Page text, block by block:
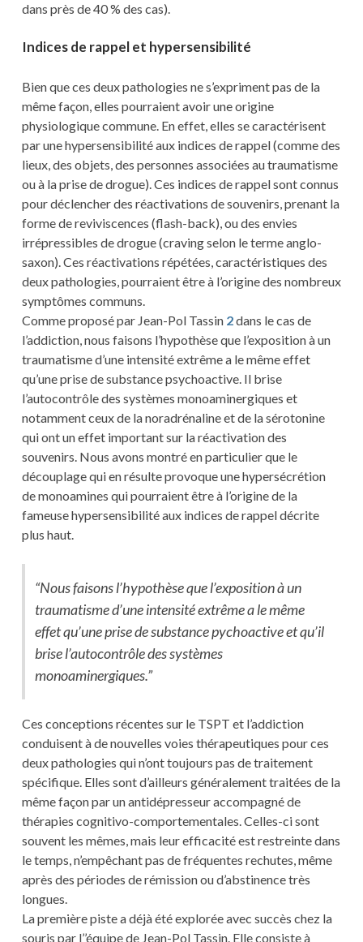
dans près de 40 % des cas).
Indices de rappel et hypersensibilité
Bien que ces deux pathologies ne s’expriment pas de la
même façon, elles pourraient avoir une origine
physiologique commune. En effet, elles se caractérisent
par une hypersensibilité aux indices de rappel (comme des
lieux, des objets, des personnes associées au traumatisme
ou à la prise de drogue). Ces indices de rappel sont connus
pour déclencher des réactivations de souvenirs, prenant la
forme de reviviscences (flash-back), ou des envies
irrépressibles de drogue (craving selon le terme anglo-
saxon). Ces réactivations répétées, caractéristiques des
deux pathologies, pourraient être à l’origine des nombreux
symptômes communs.
Comme proposé par Jean-Pol Tassin 2dans le cas de
l’addiction, nous faisons l’hypothèse que l’exposition à un
traumatisme d’une intensité extrême a le même effet
qu’une prise de substance psychoactive. Il brise
l’autocontrôle des systèmes monoaminergiques et
notamment ceux de la noradrénaline et de la sérotonine
qui ont un effet important sur la réactivation des
souvenirs. Nous avons montré en particulier que le
découplage qui en résulte provoque une hypersécrétion
de monoamines qui pourraient être à l’origine de la
fameuse hypersensibilité aux indices de rappel décrite
plus haut.
“Nous faisons l’hypothèse que l’exposition à un
traumatisme d’une intensité extrême a le même
effet qu’une prise de substance pychoactive et qu’il
brise l’autocontrôle des systèmes
monoaminergiques.”
Ces conceptions récentes sur le TSPT et l’addiction
conduisent à de nouvelles voies thérapeutiques pour ces
deux pathologies qui n’ont toujours pas de traitement
spécifique. Elles sont d’ailleurs généralement traitées de la
même façon par un antidépresseur accompagné de
thérapies cognitivo-comportementales. Celles-ci sont
souvent les mêmes, mais leur efficacité est restreinte dans
le temps, n’empêchant pas de fréquentes rechutes, même
après des périodes de rémission ou d’abstinence très
longues.
La première piste a déjà été explorée avec succès chez la
souris par l’’équipe de Jean-Pol Tassin. Elle consiste à